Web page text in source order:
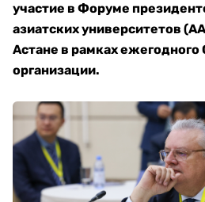
участие в Форуме
азиатских университетов
Астане в рамках ежегодного
организации.